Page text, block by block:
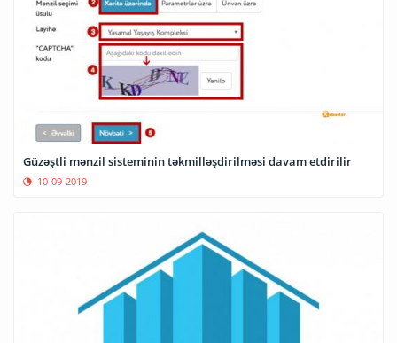
Güzəştli mənzil sisteminin təkmilləşdirilməsi davam etdirilir
10-09-2019